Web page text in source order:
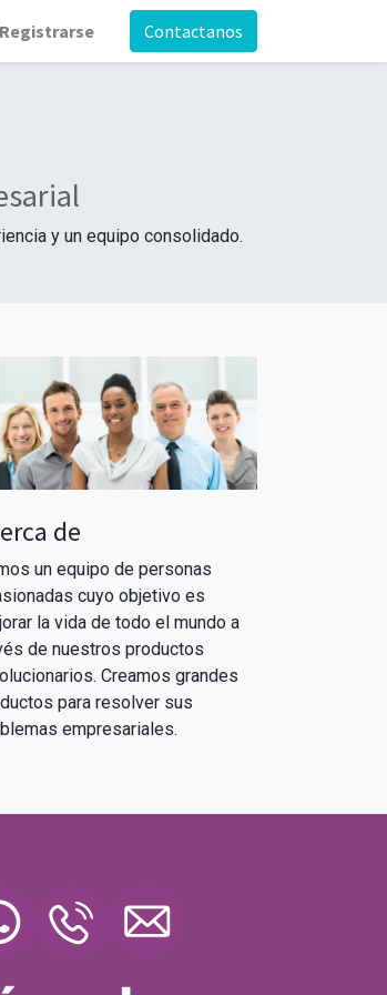
Contactanos
y un equipo consolidado.
de
un equipo de personas
cuyo objetivo es
la vida de todo el mundo a
de nuestros productos
Creamos grandes
para resolver sus
empresariales.